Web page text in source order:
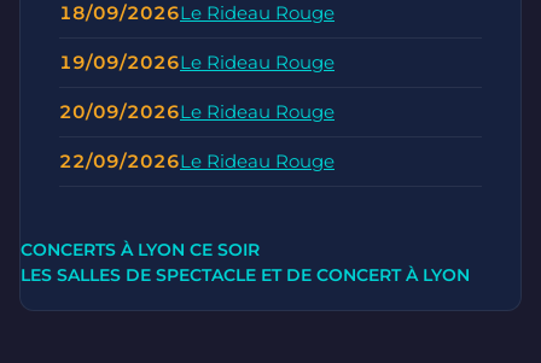
18/09/2026Le Rideau Rouge
19/09/2026Le Rideau Rouge
20/09/2026Le Rideau Rouge
22/09/2026Le Rideau Rouge
CONCERTS À LYON CE SOIR
LES SALLES DE SPECTACLE ET DE CONCERT À LYON